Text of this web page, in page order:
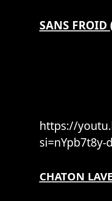
SANS FROID
https://
si=nYpb7t8y-
CHATON